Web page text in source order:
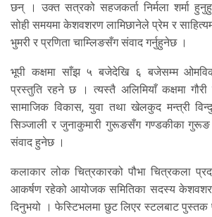
छन् । उक्त सत्रको सहजकर्ता निर्मला शर्मा
सोही समयमा केशवशरण लामिछानेले प्रेम र
भुमरी र प्रणिता चाम्लिङसँग संवाद गर्नुहुनेछ ।
भूपी कक्षमा साँझ ५ बजेदेखि ६ बजेसम्म
प्रस्तुति रहने छ । त्यस्तै अलिमियाँ कक्षमा
सामाजिक विकास, युवा तथा खेलकुद मन्त्री
सिञ्जाली र जुनाकुमारी गुरूङसँग गण्डकीका गुरूङ
संवाद हुनेछ ।
कलाकार लोक चित्रकारको पौभा चित्रकला
आकर्षण रहेको आयोजक समितिका सदस्य
दिनुभयो । फेस्टिभलमा छुट लिएर स्टलबाट पुस्तक